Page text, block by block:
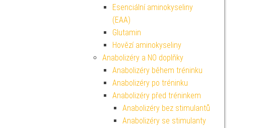
Esenciální aminokyseliny
(EAA)
Glutamin
Hovězí aminokyseliny
Anabolizéry a NO doplňky
Anabolizéry během tréninku
Anabolizéry po tréninku
Anabolizéry před tréninkem
Anabolizéry bez stimulantů
Anabolizéry se stimulanty